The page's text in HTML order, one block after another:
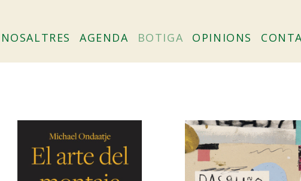
Main
navigation
NOSALTRES AGENDA BOTIGA OPINIONS